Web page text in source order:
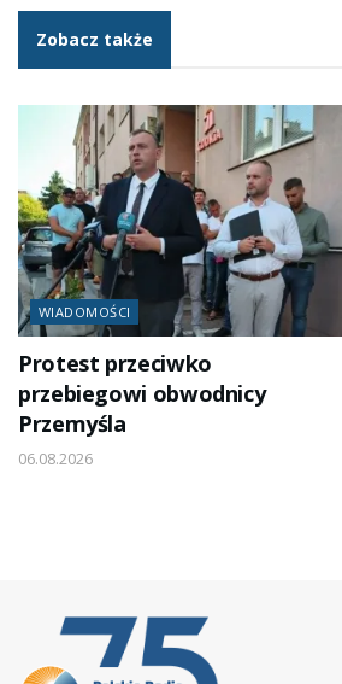
Zobacz także
WIADOMOŚCI
Protest przeciwko
przebiegowi obwodnicy
Przemyśla
06.08.2026